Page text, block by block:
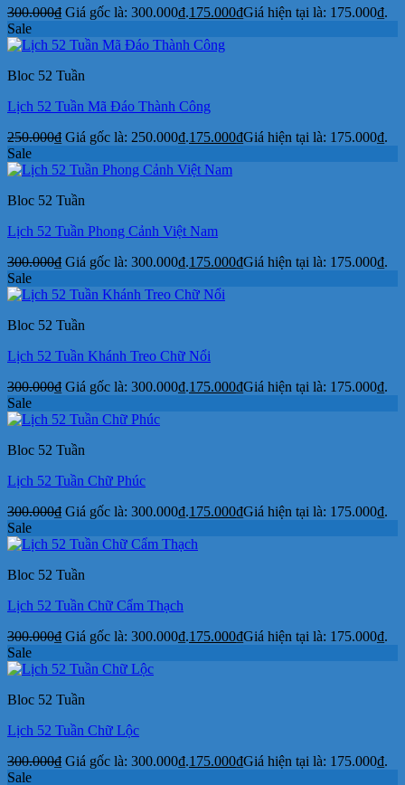
300.000₫ Giá gốc là: 300.000₫.175.000₫Giá hiện tại là: 175.000₫.
Sale
Bloc 52 Tuần
Lịch 52 Tuần Mã Đáo Thành Công
250.000₫ Giá gốc là: 250.000₫.175.000₫Giá hiện tại là: 175.000₫.
Sale
Bloc 52 Tuần
Lịch 52 Tuần Phong Cảnh Việt Nam
300.000₫ Giá gốc là: 300.000₫.175.000₫Giá hiện tại là: 175.000₫.
Sale
Bloc 52 Tuần
Lịch 52 Tuần Khánh Treo Chữ Nổi
300.000₫ Giá gốc là: 300.000₫.175.000₫Giá hiện tại là: 175.000₫.
Sale
Bloc 52 Tuần
Lịch 52 Tuần Chữ Phúc
300.000₫ Giá gốc là: 300.000₫.175.000₫Giá hiện tại là: 175.000₫.
Sale
Bloc 52 Tuần
Lịch 52 Tuần Chữ Cẩm Thạch
300.000₫ Giá gốc là: 300.000₫.175.000₫Giá hiện tại là: 175.000₫.
Sale
Bloc 52 Tuần
Lịch 52 Tuần Chữ Lộc
300.000₫ Giá gốc là: 300.000₫.175.000₫Giá hiện tại là: 175.000₫.
Sale